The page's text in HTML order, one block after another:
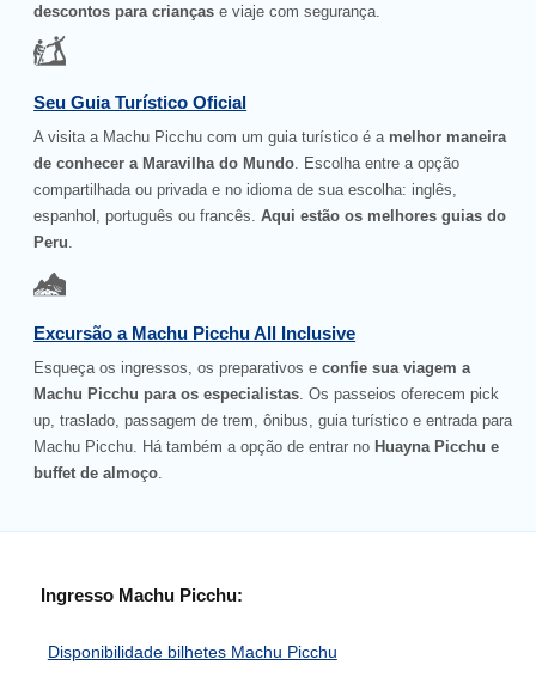
descontos para crianças e viaje com segurança.
Seu Guia Turístico Oficial
A visita a Machu Picchu com um guia turístico é a melhor maneira
de conhecer a Maravilha do Mundo . Escolha entre a opção
compartilhada ou privada e no idioma de sua escolha: inglês,
espanhol, português ou francês. Aqui estão os melhores guias do
Peru
Excursão a Machu Picchu All Inclusive
Esqueça os ingressos, os preparativos e confie sua viagem a
Machu Picchu para os especialistas . Os passeios oferecem pick
up, traslado, passagem de trem, ônibus, guia turístico e entrada para
Machu Picchu. Há também a opção de entrar no Huayna Picchu e
buffet de almoço
Ingresso Machu Picchu:
Disponibilidade bilhetes Machu Picchu